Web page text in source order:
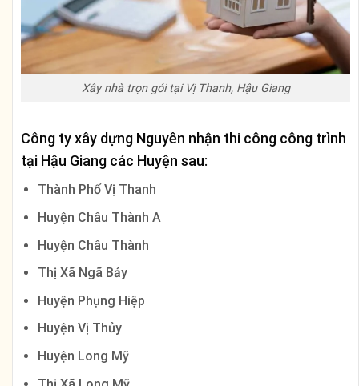
Xây nhà trọn gói tại Vị Thanh, Hậu Giang
Công ty xây dựng Nguyên nhận thi công công trình
tại Hậu Giang các Huyện sau:
Thành Phố Vị Thanh
Huyện Châu Thành A
Huyện Châu Thành
Thị Xã Ngã Bảy
Huyện Phụng Hiệp
Huyện Vị Thủy
Huyện Long Mỹ